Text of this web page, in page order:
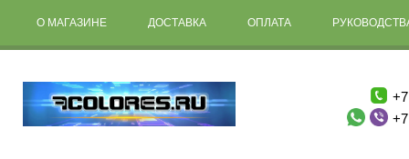
О МАГАЗИНЕ ДОСТАВКА ОПЛАТА